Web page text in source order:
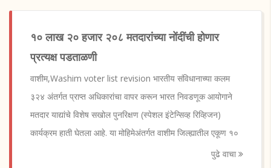
१० लाख २० हजार २०८ मतदारांच्या नोंदींची होणार
प्रत्यक्ष पडताळणी
वाशीम,Washim voter list revision भारतीय संविधानाच्या कलम
३२४ अंतर्गत प्राप्त अधिकारांचा वापर करून भारत निवडणूक आयोगाने
मतदार याद्यांचे विशेष सखोल पुनरिक्षण (स्पेशल इंटेन्सिव्ह रिव्हिजन)
कार्यक्रम हाती घेतला आहे. या मोहिमेअंतर्गत वाशीम जिल्ह्यातील एकूण १०
पुढे वाचा